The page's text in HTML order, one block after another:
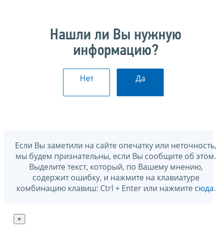
Нашли ли Вы нужную
информацию?
Нет Да
Если Вы заметили на сайте опечатку или неточность,
мы будем признательны, если Вы сообщите об этом.
Выделите текст, который, по Вашему мнению,
содержит ошибку, и нажмите на клавиатуре
комбинацию клавиш: Ctrl + Enter или нажмите сюда.
×